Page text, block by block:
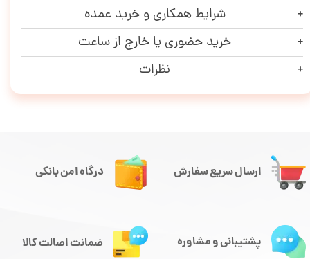
شرایط همکاری و خرید عمده
خرید حضوری یا خارج از ساعت
نظرات
ارسال سریع سفارش درگاه امن بانکی
پشتیبانی و مشاوره ضمانت اصالت کالا